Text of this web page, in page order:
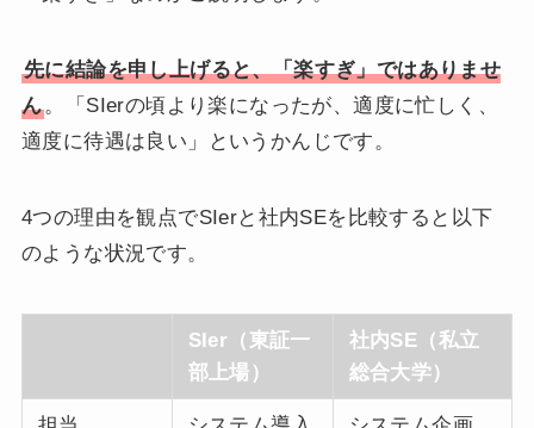
先に結論を申し上げると、「楽すぎ」ではありませ
ん。「SIerの頃より楽になったが、適度に忙しく、
適度に待遇は良い」というかんじです。
4つの理由を観点でSIerと社内SEを比較すると以下
のような状況です。
SIer（東証一
部上場）
社内SE（私立
総合大学）